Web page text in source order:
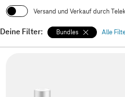
Versand und Verkauf durch
Deine Filter: Bundles Alle